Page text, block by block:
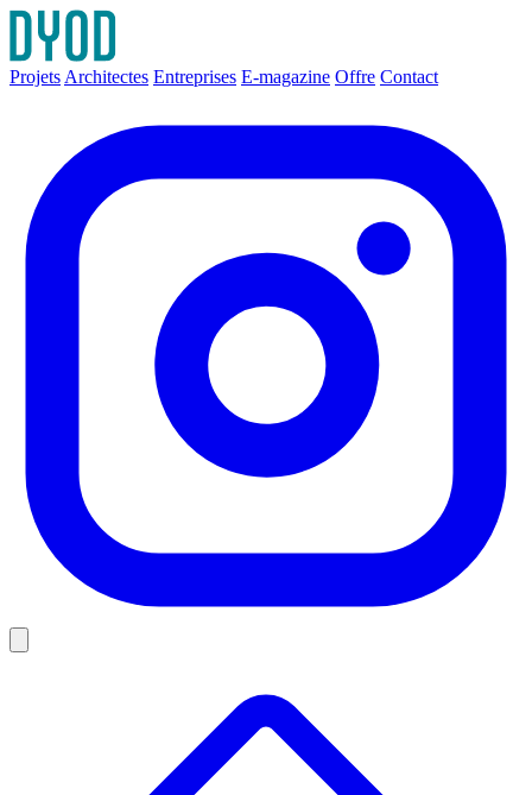
Projets Architectes Entreprises E-magazine Offre Contact